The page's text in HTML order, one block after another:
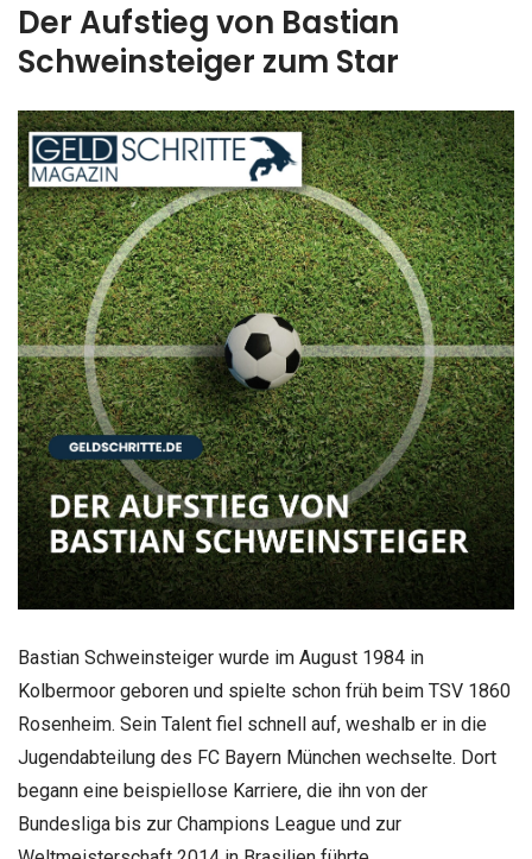
Der Aufstieg von Bastian
Schweinsteiger zum Star
Bastian Schweinsteiger wurde im August 1984 in
Kolbermoor geboren und spielte schon früh beim TSV 1860
Rosenheim. Sein Talent fiel schnell auf, weshalb er in die
Jugendabteilung des FC Bayern München wechselte. Dort
begann eine beispiellose Karriere, die ihn von der
Bundesliga bis zur Champions League und zur